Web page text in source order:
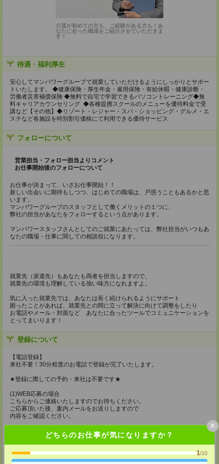
どちらのお仕事が気になりますか？
1/10
×
介護が初めての方も、ご経験がある方も！あ
なたに合った職場をご紹介させていただきま
す！
待遇・福利厚生
安心してマンパワーグループで就業していただけるようにしっかりとサポー
トいたします。 ◆健康保険・厚生年金・雇用保険・有給休暇・健康診断・
労働者災害補償保険 ◆無料で自宅で学習できるパソコントレーニング◆無
料キャリアカウンセリング ◆各種提携スクールのメニューを優待料金で受
講など【その他】◆リゾート・レジャー・スパ・ショッピング・グルメ・エ
ステなど各施設を特別割引価格にて利用できる優待サービス
フォローについて
営業担当・フォロー担当よりコメント
お仕事開始後のフォローについて
お仕事が決まって、いざお仕事開始！！
新しい出会いに期待もしつつ、はじめての職場は、戸惑うこともあるかと思
います。
マンパワーグループのスタッフとして働くメリットの１つに、
弊社の担当があなたをフォローするという点があります。
マンパワースタッフさんとしてのご就業にあたっては、弊社担当がいつもあ
なたの職場・仕事に関しての相談役になります。
就業先（派遣先）もあなたも両者を担当しますので、
就業先の環境も理解している強い味方になれますよ。
気に入った就業先では、あなたは長く続けられるようにサポート
困ったことがあれば、就業先との間に立って解決に向けて調整をしたり
お電話やメール・対面など あなたに合ったツールでコミュニケーションを
とってまいります！
登録について
【電話登録】
来社不要！30分程度のお電話で登録が完了いたします。
★登録に際しての予約・来社は不要です★
(1)WEB応募の場合
こちらからご連絡いたしますのでお待ちください。
ご応募頂いた後、案内メールをお送りしますので
内容をご確認ください。
(2)電話応募の場合
お時間のあるときにお電話にてご応募いただければ
その場で登録も可能です。
持ち物